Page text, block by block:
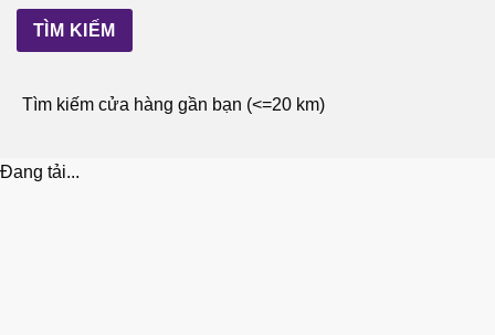
Tìm kiếm cửa hàng gần bạn (<=20 km)
Đang tải...